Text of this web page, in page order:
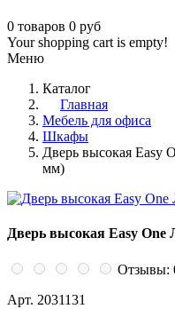
0 товаров 0 руб
Your shopping cart is empty!
Меню
Каталог
Главная
Мебель для офиса
Шкафы
Дверь высокая Easy
мм)
Дверь высокая Easy
Отзывы:
Арт. 2031131